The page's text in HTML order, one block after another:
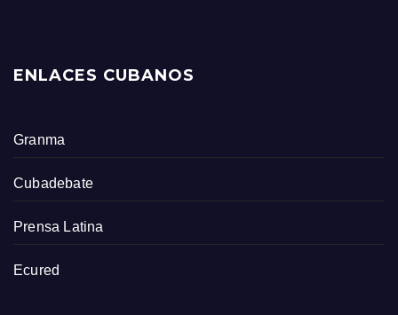
ENLACES CUBANOS
Granma
Cubadebate
Prensa Latina
Ecured